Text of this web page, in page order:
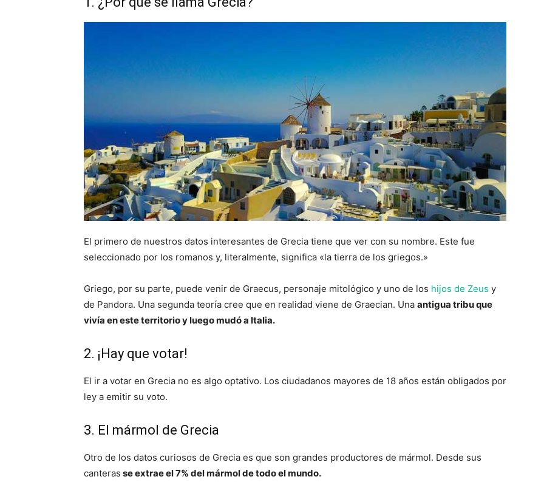
El primero de nuestros datos interesantes de Grecia tiene que ver con su nombre. Este fue
seleccionado por los romanos y, literalmente, significa «la tierra de los griegos.»
Griego, por su parte, puede venir de Graecus, personaje mitológico y uno de los hijos de Zeus y
de Pandora. Una segunda teoría cree que en realidad viene de Graecian. Una antigua tribu que
vivía en este territorio y luego mudó a Italia.
2. ¡Hay que votar!
El ir a votar en Grecia no es algo optativo. Los ciudadanos mayores de 18 años están obligados por
ley a emitir su voto.
3. El mármol de Grecia
Otro de los datos curiosos de Grecia es que son grandes productores de mármol. Desde sus
canteras se extrae el 7% del mármol de todo el mundo.